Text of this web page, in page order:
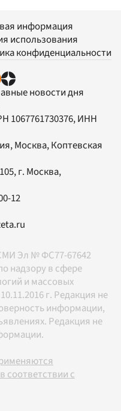
информация
использования
конфиденциальности
новости дня
1067761730376, ИНН
Москва, Коптевская
, г. Москва,
12
Эл № ФС77-67642
надзору в сфере
и массовых
г. Редакция не
информации,
Редакция не
соответствии с